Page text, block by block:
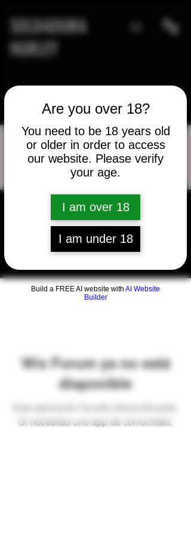
Are you over 18?
You need to be 18 years old
or older in order to access
our website. Please verify
your age.
I am over 18
I am under 18
Build a FREE AI website with AI Website
Builder
SOLDADURA
HURLEY
aharmon360
Mensaje
aharmon360
Wix Forum ya no está
disponible
Esta aplicación ha sido descontinuada.
Si necesitas una app de comunidad,